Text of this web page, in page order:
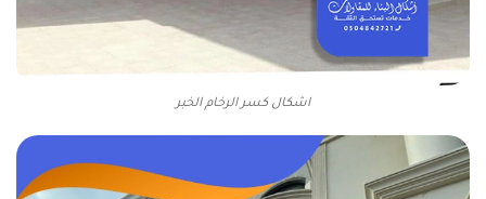
اشكال كسر الرخام الخبر